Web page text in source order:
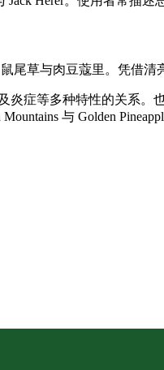
草与肉豆蔻里。凭借
症等多种特性的关系
与 Golden